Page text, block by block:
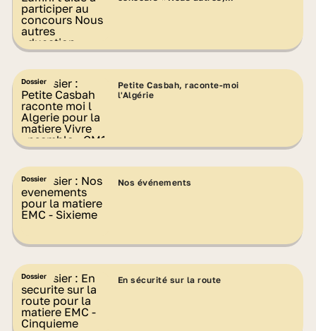
Dossier
Petite Casbah, raconte-moi
l'Algérie
Dossier Nos événements
Dossier En sécurité sur la route